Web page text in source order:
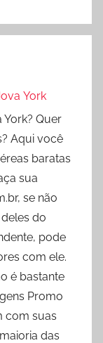
York
Quer
Aqui você
baratas
sua
se não
do
pode
com ele.
é bastante
Promo
com suas
das